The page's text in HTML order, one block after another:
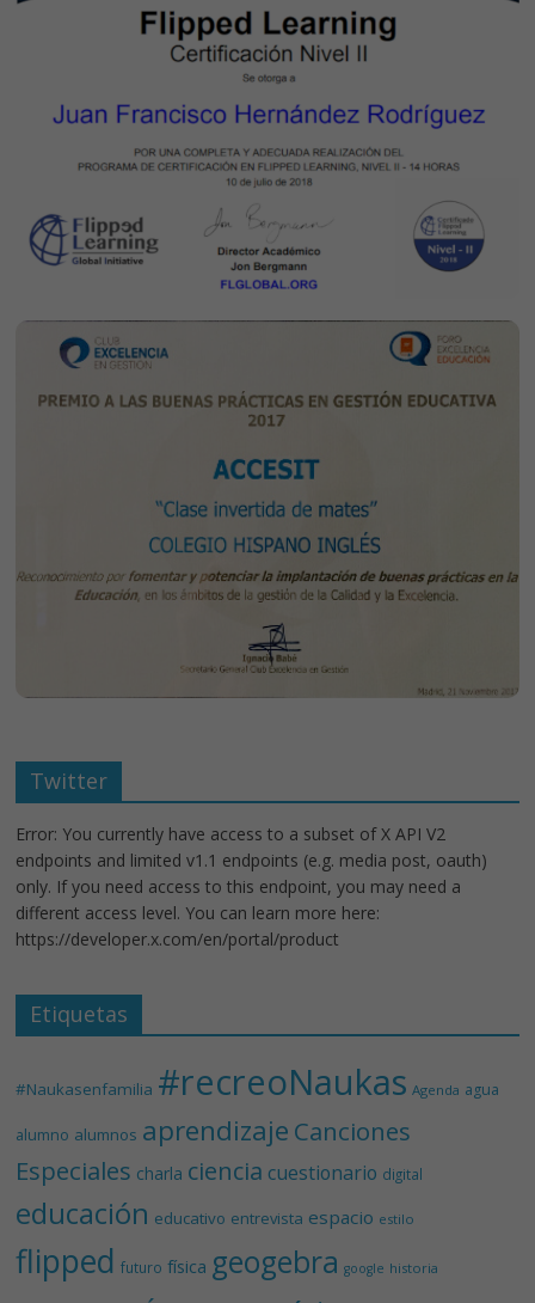
Twitter
Error: You currently have access to a subset of X API V2
endpoints and limited v1.1 endpoints (e.g. media post, oauth)
only. If you need access to this endpoint, you may need a
different access level. You can learn more here:
https://developer.x.com/en/portal/product
Etiquetas
#Naukasenfamilia #recreoNaukas Agenda agua
alumno alumnos aprendizaje Canciones
Especiales charla ciencia cuestionario digital
educación educativo entrevista espacio estilo
flipped futuro física geogebra google historia